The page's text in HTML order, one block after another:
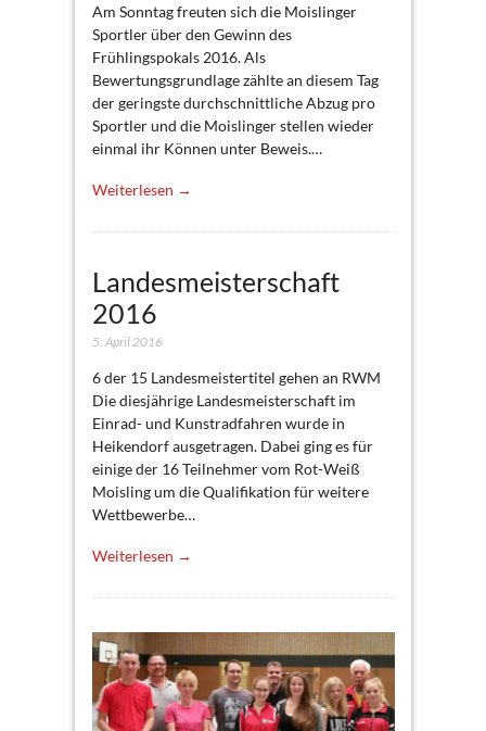
Am Sonntag freuten sich die Moislinger
Sportler über den Gewinn des
Frühlingspokals 2016. Als
Bewertungsgrundlage zählte an diesem Tag
der geringste durchschnittliche Abzug pro
Sportler und die Moislinger stellen wieder
einmal ihr Können unter Beweis.…
Weiterlesen →
Landesmeisterschaft
2016
5. April 2016
6 der 15 Landesmeistertitel gehen an RWM
Die diesjährige Landesmeisterschaft im
Einrad- und Kunstradfahren wurde in
Heikendorf ausgetragen. Dabei ging es für
einige der 16 Teilnehmer vom Rot-Weiß
Moisling um die Qualifikation für weitere
Wettbewerbe…
Weiterlesen →